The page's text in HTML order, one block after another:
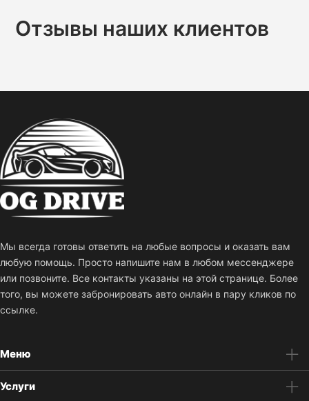
Отзывы наших клиентов
Мы всегда готовы ответить на любые вопросы и оказать вам
любую помощь. Просто напишите нам в любом мессенджере
или позвоните. Все контакты указаны на этой странице. Более
того, вы можете забронировать авто онлайн в пару кликов по
ссылке.
Меню
Услуги